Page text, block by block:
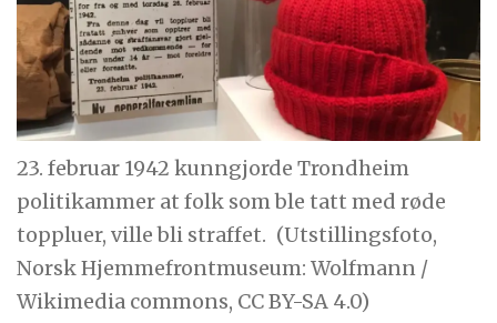
23. februar 1942 kunngjorde Trondheim
politikammer at folk som ble tatt med røde
toppluer, ville bli straffet. (Utstillingsfoto,
Norsk Hjemmefrontmuseum: Wolfmann /
Wikimedia commons, CC BY-SA 4.0)